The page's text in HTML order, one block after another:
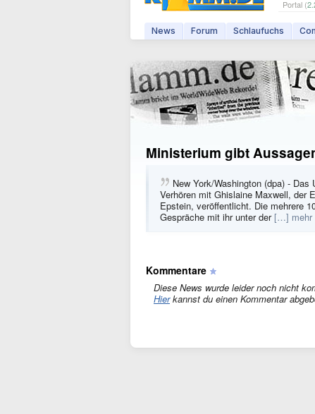
Portal (
News Forum Schlaufuchs
Ministerium gibt
New York/Washington (dpa) -
Verhören mit Ghislaine Maxwell, der
Epstein, veröffentlicht. Die mehrere
Gespräche mit ihr unter der […] mehr
Kommentare
Diese News wurde leider noch nicht
Hierkannst du einen Kommentar